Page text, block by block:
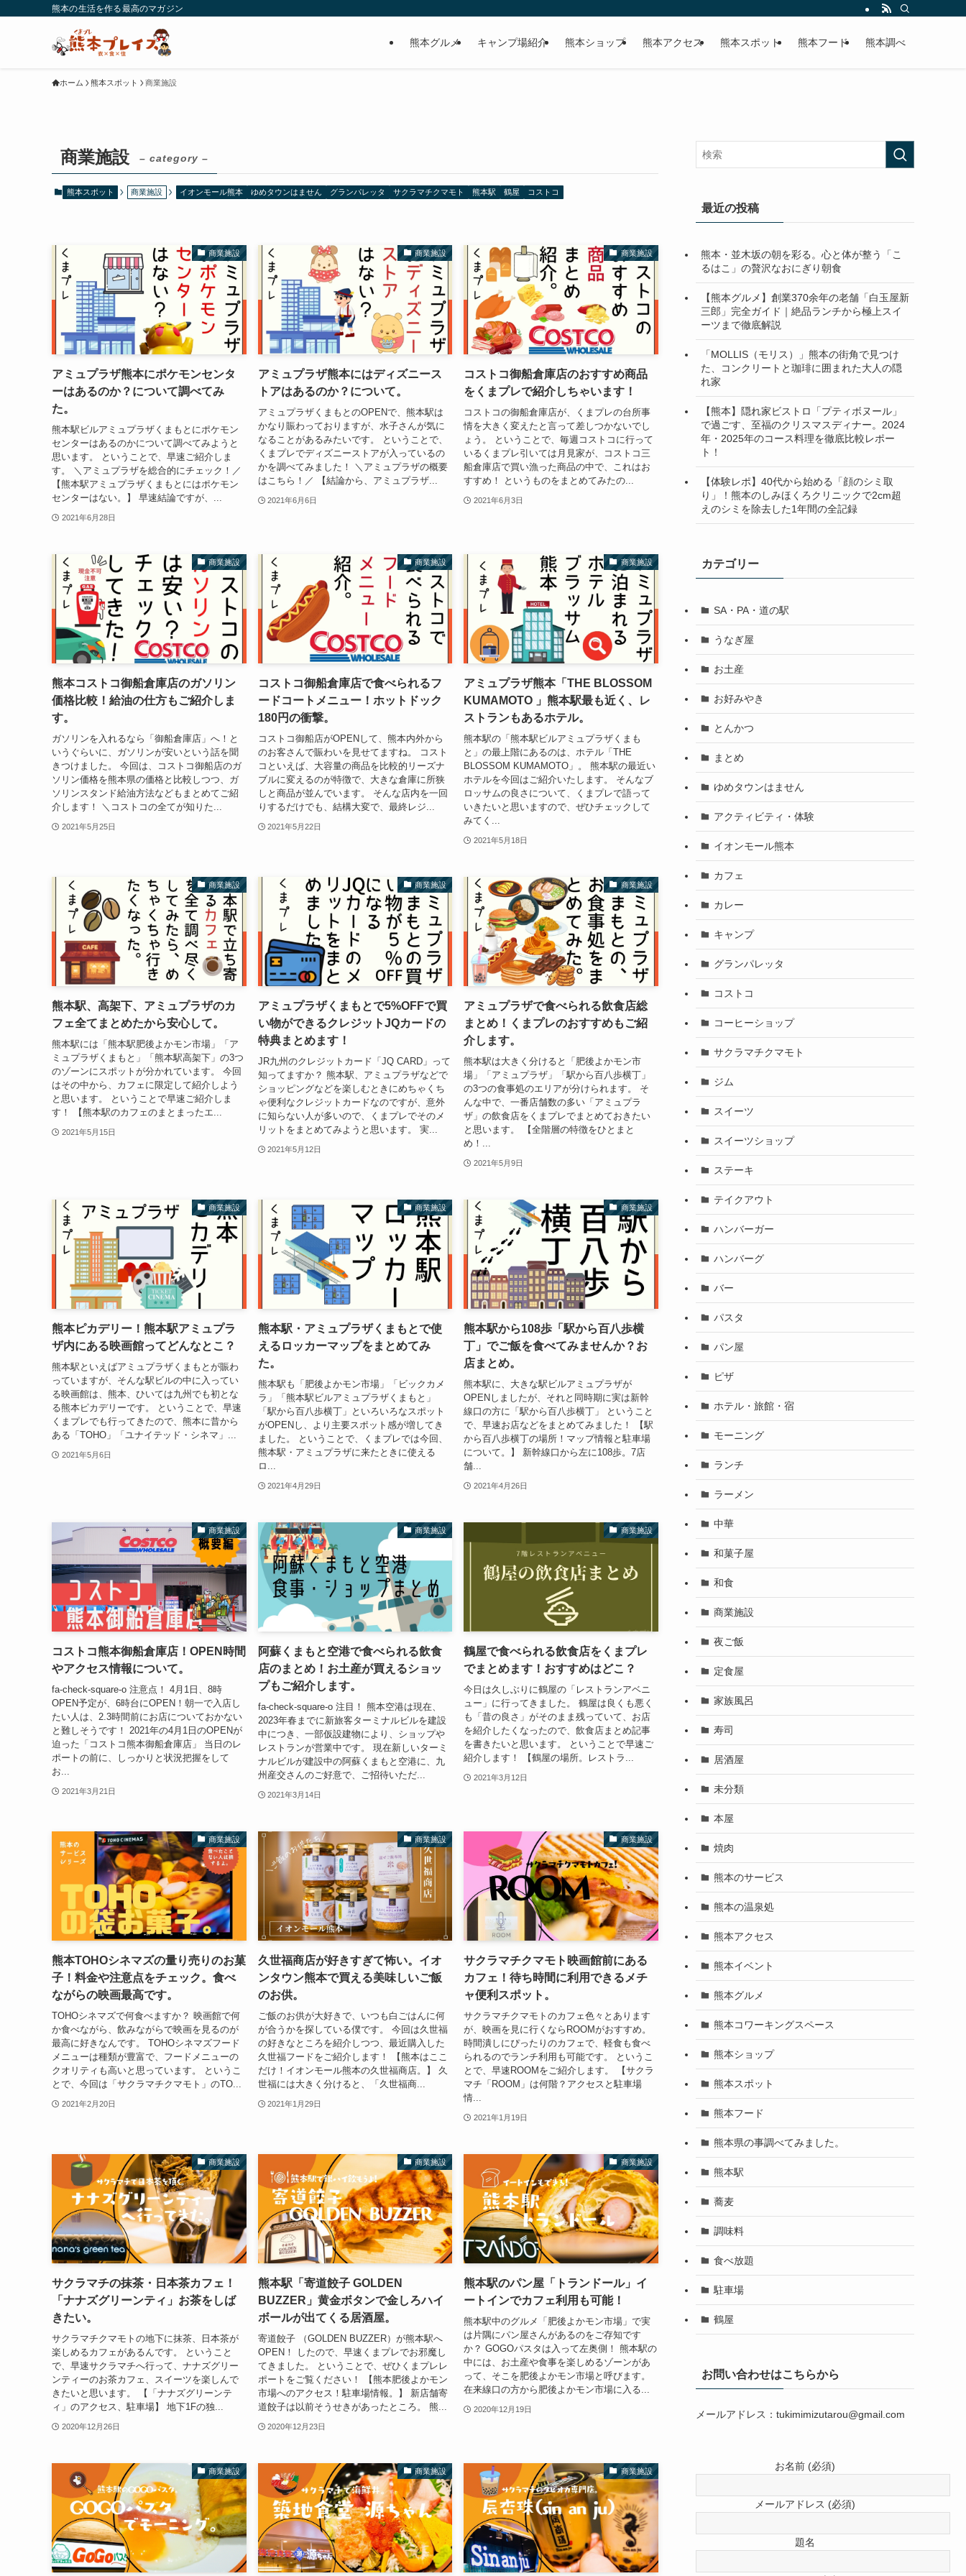
熊本の生活を作る最高のマガジン
熊本グルメ キャンプ場紹介 熊本ショップ 熊本アクセス 熊本スポット 熊本フード 熊本調べ
ホーム 熊本スポット 商業施設
商業施設 – category –
熊本スポット 商業施設 イオンモール熊本 ゆめタウンはません グランパレッタ サクラマチクマモト 熊本駅 鶴屋 コストコ
商業施設
アミュプラザ熊本にポケモンセンタ
ーはあるのか？について調べてみ
た。
熊本駅ビルアミュプラザくまもとにポケモン
センターはあるのかについて調べてみようと
思います。 ということで、早速ご紹介しま
す。 ＼アミュプラザを総合的にチェック！／
【熊本駅アミュプラザくまもとにはポケモン
センターはない。】 早速結論ですが、...
2021年6月28日
商業施設
アミュプラザ熊本にはディズニース
トアはあるのか？について。
アミュプラザくまもとのOPENで、熊本駅は
かなり賑わっておりますが、水子さんが気に
なることがあるみたいです。 ということで、
くまプレでディズニーストアが入っているの
かを調べてみました！ ＼アミュプラザの概要
はこちら！／ 【結論から、アミュプラザ...
2021年6月6日
商業施設
コストコ御船倉庫店のおすすめ商品
をくまプレで紹介しちゃいます！
コストコの御船倉庫店が、くまプレの台所事
情を大きく変えたと言って差しつかないでし
ょう。 ということで、毎週コストコに行って
いるくまプレ引いては月見家が、コストコ三
船倉庫店で買い漁った商品の中で、これはお
すすめ！ というものをまとめてみたの...
2021年6月3日
商業施設
熊本コストコ御船倉庫店のガソリン
価格比較！給油の仕方もご紹介しま
す。
ガソリンを入れるなら「御船倉庫店」へ！と
いうぐらいに、ガソリンが安いという話を聞
きつけました。 今回は、コストコ御船店のガ
ソリン価格を熊本県の価格と比較しつつ、ガ
ソリンスタンド給油方法などもまとめてご紹
介します！ ＼コストコの全てが知りた...
2021年5月25日
商業施設
コストコ御船倉庫店で食べられるフ
ードコートメニュー！ホットドック
180円の衝撃。
コストコ御船店がOPENして、熊本内外から
のお客さんで賑わいを見せてますね。 コスト
コといえば、大容量の商品を比較的リーズナ
ブルに変えるのが特徴で、大きな倉庫に所狭
しと商品が並んでいます。 そんな店内を一回
りするだけでも、結構大変で、最終レジ...
2021年5月22日
商業施設
アミュプラザ熊本「THE BLOSSOM
KUMAMOTO 」熊本駅最も近く、レ
ストランもあるホテル。
熊本駅の「熊本駅ビルアミュプラザくまも
と」の最上階にあるのは、ホテル「THE
BLOSSOM KUMAMOTO」。 熊本駅の最近い
ホテルを今回はご紹介いたします。 そんなブ
ロッサムの良さについて、くまプレで語って
いきたいと思いますので、ぜひチェックして
みてく...
2021年5月18日
商業施設
熊本駅、高架下、アミュプラザのカ
フェ全てまとめたから安心して。
熊本駅には「熊本駅肥後よかモン市場」「ア
ミュプラザくまもと」「熊本駅高架下」の3つ
のゾーンにスポットが分かれています。 今回
はその中から、カフェに限定して紹介しよう
と思います。 ということで早速ご紹介しま
す！ 【熊本駅のカフェのまとまったエ...
2021年5月15日
商業施設
アミュプラザくまもとで5%OFFで買
い物ができるクレジットJQカードの
特典まとめます！
JR九州のクレジットカード「JQ CARD」って
知ってますか？ 熊本駅、アミュプラザなどで
ショッピングなどを楽しむときにめちゃくち
ゃ便利なクレジットカードなのですが、意外
に知らない人が多いので、くまプレでそのメ
リットをまとめてみようと思います。 実...
2021年5月12日
商業施設
アミュプラザで食べられる飲食店総
まとめ！くまプレのおすすめもご紹
介します。
熊本駅は大きく分けると「肥後よかモン市
場」「アミュプラザ」「駅から百八歩横丁」
の3つの食事処のエリアが分けられます。 そ
んな中で、一番店舗数の多い「アミュプラ
ザ」の飲食店をくまプレでまとめておきたい
と思います。 【全階層の特徴をひとまと
め！...
2021年5月9日
商業施設
熊本ピカデリー！熊本駅アミュプラ
ザ内にある映画館ってどんなとこ？
熊本駅といえばアミュプラザくまもとが賑わ
っていますが、そんな駅ビルの中に入ってい
る映画館は、熊本、ひいては九州でも初とな
る熊本ピカデリーです。 ということで、早速
くまプレでも行ってきたので、熊本に昔から
ある「TOHO」「ユナイテッド・シネマ」...
2021年5月6日
商業施設
熊本駅・アミュプラザくまもとで使
えるロッカーマップをまとめてみ
た。
熊本駅も「肥後よかモン市場」「ビックカメ
ラ」「熊本駅ビルアミュプラザくまもと」
「駅から百八歩横丁」といろいろなスポット
がOPENし、より主要スポット感が増してき
ました。 ということで、くまプレでは今回、
熊本駅・アミュプラザに来たときに使える
ロ...
2021年4月29日
商業施設
熊本駅から108歩「駅から百八歩横
丁」でご飯を食べてみませんか？お
店まとめ。
熊本駅に、大きな駅ビルアミュプラザが
OPENしましたが、それと同時期に実は新幹
線口の方に「駅から百八歩横丁」 ということ
で、早速お店などをまとめてみました！ 【駅
から百八歩横丁の場所！マップ情報と駐車場
について。】 新幹線口から左に108歩。7店
舗...
2021年4月26日
商業施設
コストコ熊本御船倉庫店！OPEN時間
やアクセス情報について。
fa-check-square-o 注意点！ 4月1日、8時
OPEN予定が、6時台にOPEN！朝一で入店し
たい人は、2.3時間前にお店についておかない
と難しそうです！ 2021年の4月1日のOPENが
迫った「コストコ熊本御船倉庫店」 当日のレ
ポートの前に、しっかりと状況把握をして
お...
2021年3月21日
商業施設
阿蘇くまもと空港で食べられる飲食
店のまとめ！お土産が買えるショッ
プもご紹介します。
fa-check-square-o 注目！ 熊本空港は現在、
2023年春までに新旅客ターミナルビルを建設
中につき、一部仮設建物により、ショップや
レストランが営業中です。 現在新しいターミ
ナルビルが建設中の阿蘇くまもと空港に、九
州産交さんのご好意で、ご招待いただ...
2021年3月14日
商業施設
鶴屋で食べられる飲食店をくまプレ
でまとめます！おすすめはどこ？
今日は久しぶりに鶴屋の「レストランアベニ
ュー」に行ってきました。 鶴屋は良くも悪く
も「昔の良さ」がそのまま残っていて、お店
を紹介したくなったので、飲食店まとめ記事
を書きたいと思います。 ということで早速ご
紹介します！ 【鶴屋の場所。レストラ...
2021年3月12日
商業施設
熊本TOHOシネマズの量り売りのお菓
子！料金や注意点をチェック。食べ
ながらの映画最高です。
TOHOシネマズで何食べますか？ 映画館で何
か食べながら、飲みながらで映画を見るのが
最高に好きなんです。 TOHOシネマズフード
メニューは種類が豊富で、フードメニューの
クオリティも高いと思っています。 というこ
とで、今回は「サクラマチクマモト」のTO...
2021年2月20日
商業施設
久世福商店が好きすぎて怖い。イオ
ンタウン熊本で買える美味しいご飯
のお供。
ご飯のお供が大好きで、いつも白ごはんに何
が合うかを探している僕です。 今回は久世福
の好きなところを紹介しつつ、最近購入した
久世福フードをご紹介します！ 【熊本はここ
だけ！イオンモール熊本の久世福商店。】 久
世福には大きく分けると、「久世福商...
2021年1月29日
商業施設
サクラマチクマモト映画館前にある
カフェ！待ち時間に利用できるメチ
ャ便利スポット。
サクラマチクマモトのカフェ色々とあります
が、映画を見に行くならROOMがおすすめ。
時間潰しにぴったりのカフェで、軽食も食べ
られるのでランチ利用も可能です。 というこ
とで、早速ROOMをご紹介します。 【サクラ
マチ「ROOM」は何階？アクセスと駐車場
情...
2021年1月19日
商業施設
サクラマチの抹茶・日本茶カフェ！
「ナナズグリーンティ」お茶をしば
きたい。
サクラマチクマモトの地下に抹茶、日本茶が
楽しめるカフェがあるんです。 ということ
で、早速サクラマチへ行って、ナナズグリー
ンティーのお茶カフェ、スイーツを楽しんで
きたいと思います。 【「ナナズグリーンテ
ィ」のアクセス、駐車場】 地下1Fの独...
2020年12月26日
商業施設
熊本駅「寄道餃子 GOLDEN
BUZZER」黄金ボタンで金しろハイ
ボールが出てくる居酒屋。
寄道餃子 （GOLDEN BUZZER）が熊本駅へ
OPEN！ したので、早速くまプレでお邪魔し
てきました。 ということで、ぜひくまプレレ
ポートをご覧ください！ 【熊本肥後よかモン
市場へのアクセス！駐車場情報。】 新店舗寄
道餃子は以前そうせきがあったところ。 熊...
2020年12月23日
商業施設
熊本駅のパン屋「トランドール」イ
ートインでカフェ利用も可能！
熊本駅中のグルメ「肥後よかモン市場」で実
は片隅にパン屋さんがあるのをご存知です
か？ GOGOパスタは入って左奥側！ 熊本駅の
中には、お土産や食事を楽しめるゾーンがあ
って、そこを肥後よかモン市場と呼びます。
在来線口の方から肥後よかモン市場に入る...
2020年12月19日
商業施設 商業施設 商業施設
最近の投稿
熊本・並木坂の朝を彩る。心と体が整う「こ
るはこ」の贅沢なおにぎり朝食
【熊本グルメ】創業370余年の老舗「白玉屋新
三郎」完全ガイド｜絶品ランチから極上スイ
ーツまで徹底解説
「MOLLIS（モリス）」熊本の街角で見つけ
た、コンクリートと珈琲に囲まれた大人の隠
れ家
【熊本】隠れ家ビストロ「プティボヌール」
で過ごす、至福のクリスマスディナー。2024
年・2025年のコース料理を徹底比較レポー
ト！
【体験レポ】40代から始める「顔のシミ取
り」！熊本のしみほくろクリニックで2cm超
えのシミを除去した1年間の全記録
カテゴリー
SA・PA・道の駅
うなぎ屋
お土産
お好みやき
とんかつ
まとめ
ゆめタウンはません
アクティビティ・体験
イオンモール熊本
カフェ
カレー
キャンプ
グランパレッタ
コストコ
コーヒーショップ
サクラマチクマモト
ジム
スイーツ
スイーツショップ
ステーキ
テイクアウト
ハンバーガー
ハンバーグ
バー
パスタ
パン屋
ピザ
ホテル・旅館・宿
モーニング
ランチ
ラーメン
中華
和菓子屋
和食
商業施設
夜ご飯
定食屋
家族風呂
寿司
居酒屋
未分類
本屋
焼肉
熊本のサービス
熊本の温泉処
熊本アクセス
熊本イベント
熊本グルメ
熊本コワーキングスペース
熊本ショップ
熊本スポット
熊本フード
熊本県の事調べてみました。
熊本駅
蕎麦
調味料
食べ放題
駐車場
鶴屋
お問い合わせはこちらから
メールアドレス：tukimimizutarou@gmail.com
お名前 (必須)
メールアドレス (必須)
題名